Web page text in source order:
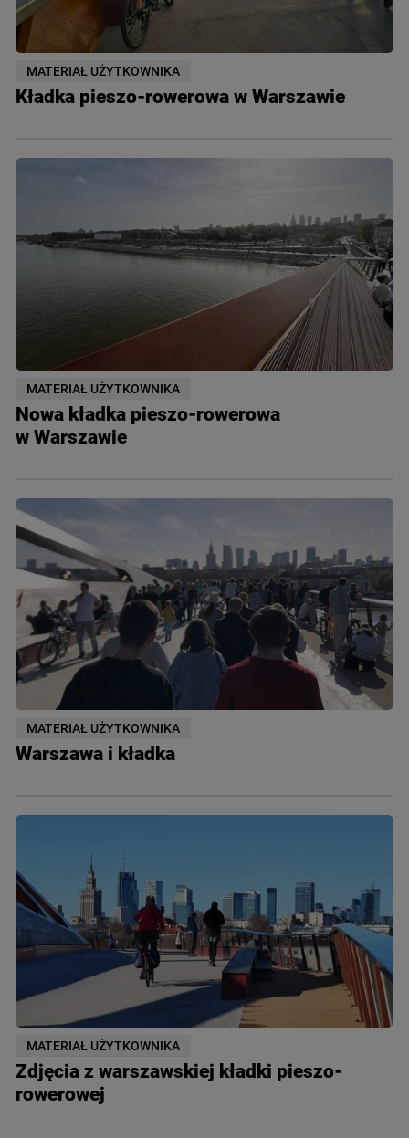
MATERIAŁ UŻYTKOWNIKA
Kładka pieszo-rowerowa w Warszawie
MATERIAŁ UŻYTKOWNIKA
Nowa kładka pieszo-rowerowa
w Warszawie
MATERIAŁ UŻYTKOWNIKA
Warszawa i kładka
MATERIAŁ UŻYTKOWNIKA
Zdjęcia z warszawskiej kładki pieszo-
rowerowej